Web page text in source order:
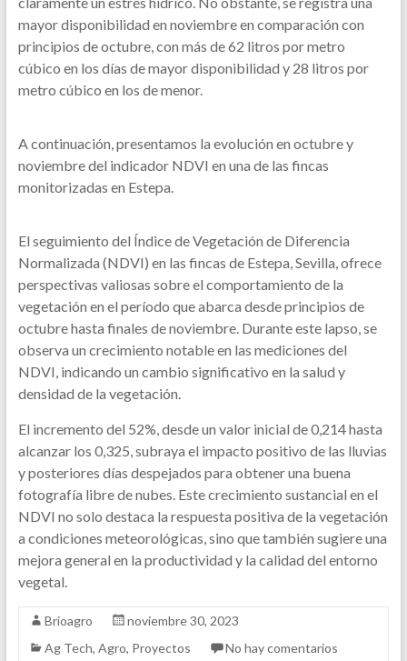
mayor disponibilidad en noviembre en comparación con
principios de octubre, con más de 62 litros por metro
cúbico en los días de mayor disponibilidad y 28 litros por
metro cúbico en los de menor.
A continuación, presentamos la evolución en octubre y
noviembre del indicador NDVI en una de las fincas
monitorizadas en Estepa.
El seguimiento del Índice de Vegetación de Diferencia
Normalizada (NDVI) en las fincas de Estepa, Sevilla, ofrece
perspectivas valiosas sobre el comportamiento de la
vegetación en el período que abarca desde principios de
octubre hasta finales de noviembre. Durante este lapso, se
observa un crecimiento notable en las mediciones del
NDVI, indicando un cambio significativo en la salud y
densidad de la vegetación.
El incremento del 52%, desde un valor inicial de 0,214 hasta
alcanzar los 0,325, subraya el impacto positivo de las lluvias
y posteriores días despejados para obtener una buena
fotografía libre de nubes. Este crecimiento sustancial en el
NDVI no solo destaca la respuesta positiva de la vegetación
a condiciones meteorológicas, sino que también sugiere una
mejora general en la productividad y la calidad del entorno
vegetal.
Brioagro
noviembre 30, 2023
Ag Tech, Agro, Proyectos No hay comentarios